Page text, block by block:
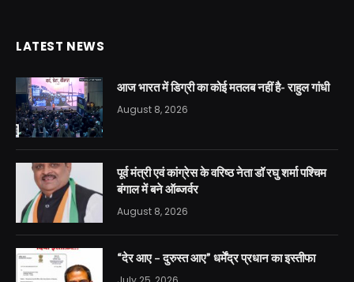
LATEST NEWS
आज भारत में डिग्री का कोई मतलब नहीं है- राहुल गांधी
August 8, 2026
पूर्व मंत्री एवं कांग्रेस के वरिष्ठ नेता डॉ रघु शर्मा पश्चिम
बंगाल में बने ऑब्जर्वर
August 8, 2026
“देर आए – दुरुस्त आए” धर्मेंद्र प्रधान का इस्तीफा